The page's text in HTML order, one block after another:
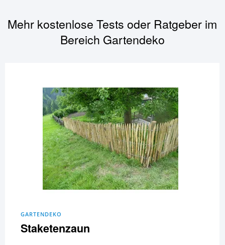
Mehr kostenlose Tests oder Ratgeber im
Bereich Gartendeko
GARTENDEKO
Staketenzaun